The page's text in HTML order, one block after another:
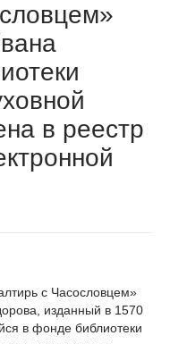
в реестр
с Часословцем»
изданный в 1570
в фонде библиотеки